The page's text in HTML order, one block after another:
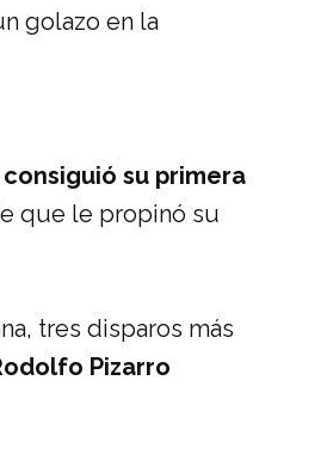
golazo en la
consiguió su primera
que le propinó su
tres disparos más
Pizarro